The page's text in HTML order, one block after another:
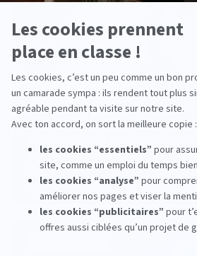
pourquoi candidater à
Parcoursup ?
lire la suite